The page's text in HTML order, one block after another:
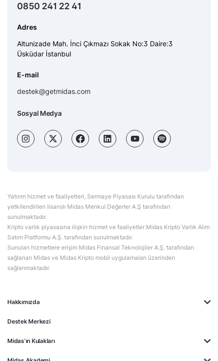
Hakkımızda
Destek Merkezi
Midas'ın Kulakları
0850 241 22 41
Adres
Altunizade Mah. İnci Çıkmazı Sokak No:3 Daire:3
Üsküdar İstanbul
E-mail
destek@getmidas.com
Sosyal Medya
Yatırım hizmet ve faaliyetleri, Sermaye Piyasası Kurulu tarafından
yetkilendirilen lisanslı Midas Menkul Değerler A.Ş tarafından
sunulmaktadır.
Kripto varlık piyasasına ilişkin hizmet ve faaliyetler Midas Kripto Varlık Alım
Satım Platformu A.Ş. tarafından sunulmaktadır.
Sunulan hizmetlere erişim Midas Finansal Teknolojiler A.Ş. tarafından
sağlanan Midas ve Midas Kripto mobil uygulamaları üzerinden
sağlanmaktadır.